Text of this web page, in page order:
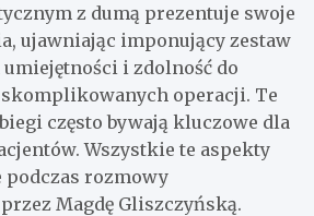
z dumą prezentuje swoje
ujawniając imponujący zestaw
i zdolność do
operacji. Te
często bywają kluczowe dla
Wszystkie te aspekty
podczas rozmowy
Magdę Gliszczyńską.